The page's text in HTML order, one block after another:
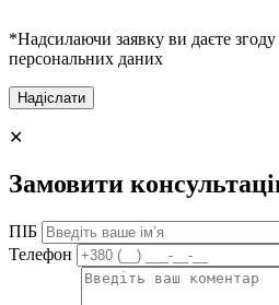
*Надсилаючи заявку ви даєте
персональних даних
✕
Замовити
ПІБ
Телефон